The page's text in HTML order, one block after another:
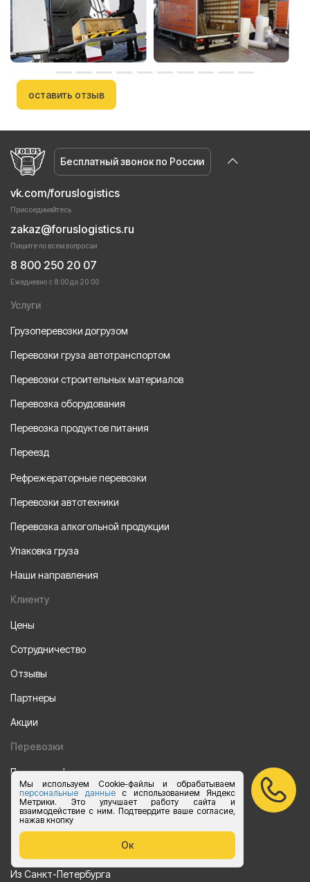
Мы используем Cookie-файлы и обрабатываем
персональные данныес использованием Яндекс
Метрики. Это улучшает работу сайта и
взаимодействие с ним. Подтвердите ваше согласие,
нажав кнопку
Ок
оставить отзыв
Бесплатный звонок по России
vk.com/foruslogistics
Присоединяйтесь
zakaz@foruslogistics.ru
Пишите по всем вопросаи
8 800 250 20 07
Ежедневно с 8:00 до 20:00
Услуги
Грузоперевозки догрузом
Перевозки груза автотранспортом
Перевозки строительных материалов
Перевозка оборудования
Перевозка продуктов питания
Переезд
Рефрежераторные перевозки
Перевозки автотехники
Перевозка алкогольной продукции
Упаковка груза
Наши направления
Клиенту
Цены
Сотрудничество
Отзывы
Партнеры
Акции
Перевозки
Перевозки фурами
Перевозки на Газели
Калькулятор перевозок на Газели
Из Санкт-Петербурга